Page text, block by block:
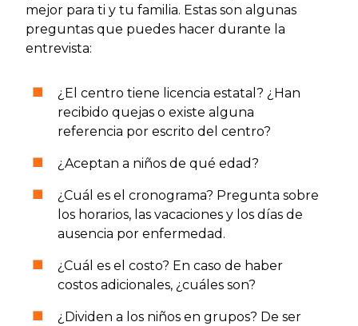
mejor para ti y tu familia. Estas son algunas
preguntas que puedes hacer durante la
entrevista:
¿El centro tiene licencia estatal? ¿Han
recibido quejas o existe alguna
referencia por escrito del centro?
¿Aceptan a niños de qué edad?
¿Cuál es el cronograma? Pregunta sobre
los horarios, las vacaciones y los días de
ausencia por enfermedad.
¿Cuál es el costo? En caso de haber
costos adicionales, ¿cuáles son?
¿Dividen a los niños en grupos? De ser